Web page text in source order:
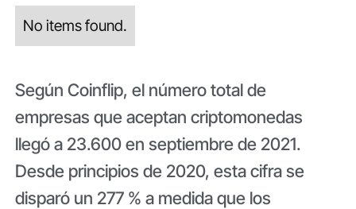
No items found.
Según Coinflip, el número total de
empresas que aceptan criptomonedas
llegó a 23.600 en septiembre de 2021.
Desde principios de 2020, esta cifra se
disparó un 277 % a medida que los